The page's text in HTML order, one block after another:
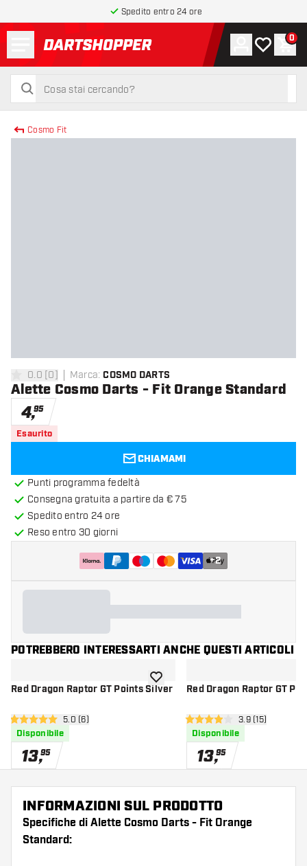
Spedito entro 24 ore
torna alla home page
cerca
cerca
Account
La mia0
Cosmo Fit
0 stelle di valutazione
0.0 [0] Marca: COSMO DARTS
Alette Cosmo Darts - Fit Orange Standard
4,95
Esaurito
CHIAMAMI
Punti programma fedeltà
Consegna gratuita a partire da € 75
Spedito entro 24 ore
Reso entro 30 giorni
+2
POTREBBERO INTERESSARTI ANCHE QUESTI ARTICOLI
Red Dragon Raptor GT Points Silver
apri pannello recensioni
5 stelle di valutazione
5.0 (6)
Disponibile
13,95
aggiungi alla lista dei desideri
Red Dragon Raptor GT
apri pannello
3.9 stelle di valutazione
3.9 (15)
Disponibile
13,95
INFORMAZIONI SUL PRODOTTO
Specifiche di Alette Cosmo Darts - Fit Orange
Standard: